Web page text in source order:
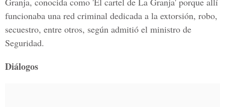
funcionaba una red criminal dedicada a la extorsión, robo,
secuestro, entre otros, según admitió el ministro de
Seguridad.
Diálogos